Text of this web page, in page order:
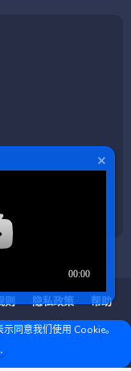
则 隐私政策
帮助
Microsoft Marketplace
同意我们使用 Cookie。